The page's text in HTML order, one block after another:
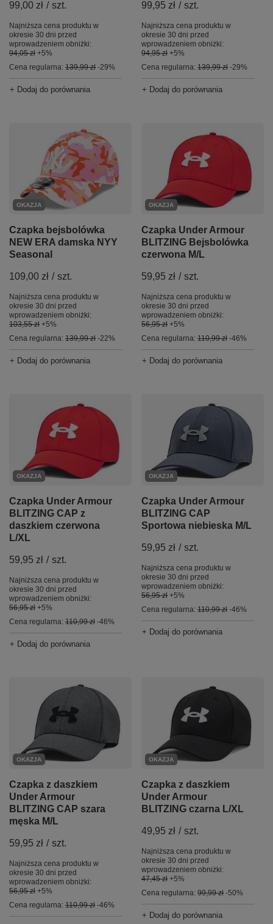
99,00 zł / szt.
Najniższa cena produktu w
okresie 30 dni przed
wprowadzeniem obniżki:
94,05 zł +5%
Cena regularna: 139,99 zł -29%
+ Dodaj do porównania
99,95 zł / szt.
Najniższa cena produktu w
okresie 30 dni przed
wprowadzeniem obniżki:
94,95 zł +5%
Cena regularna: 139,99 zł -29%
+ Dodaj do porównania
OKAZJA
Czapka bejsbolówka
NEW ERA damska NYY
Seasonal
109,00 zł / szt.
Najniższa cena produktu w
okresie 30 dni przed
wprowadzeniem obniżki:
103,55 zł +5%
Cena regularna: 139,99 zł -22%
+ Dodaj do porównania
OKAZJA
Czapka Under Armour
BLITZING Bejsbolówka
czerwona M/L
59,95 zł / szt.
Najniższa cena produktu w
okresie 30 dni przed
wprowadzeniem obniżki:
56,95 zł +5%
Cena regularna: 110,99 zł -46%
+ Dodaj do porównania
OKAZJA
Czapka Under Armour
BLITZING CAP z
daszkiem czerwona
L/XL
59,95 zł / szt.
Najniższa cena produktu w
okresie 30 dni przed
wprowadzeniem obniżki:
56,95 zł +5%
Cena regularna: 110,99 zł -46%
+ Dodaj do porównania
OKAZJA
Czapka Under Armour
BLITZING CAP
Sportowa niebieska M/L
59,95 zł / szt.
Najniższa cena produktu w
okresie 30 dni przed
wprowadzeniem obniżki:
56,95 zł +5%
Cena regularna: 110,99 zł -46%
+ Dodaj do porównania
OKAZJA
Czapka z daszkiem
Under Armour
BLITZING CAP szara
męska M/L
59,95 zł / szt.
Najniższa cena produktu w
okresie 30 dni przed
wprowadzeniem obniżki:
56,95 zł +5%
Cena regularna: 110,99 zł -46%
OKAZJA
Czapka z daszkiem
Under Armour
BLITZING czarna L/XL
49,95 zł / szt.
Najniższa cena produktu w
okresie 30 dni przed
wprowadzeniem obniżki:
47,45 zł +5%
Cena regularna: 99,99 zł -50%
+ Dodaj do porównania